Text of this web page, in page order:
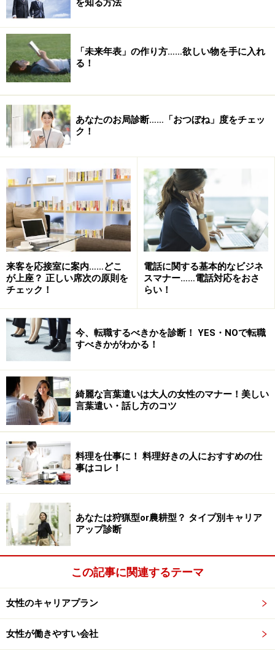
今年、来年と少しずつ成長していく自分の姿を描きましょ
う。
次は、”どうして、その夢を叶えたいの
か”のWhy
自分なりの叶えたい夢は、見つかりましたか？では、ど
うしてその夢を叶えたいのかについて見てみましょう。
夢を叶えるためには、「なぜ、それをしたいのか」がハ
ッキリしていたほうが、迷わないですみますし、情報収
集もしやすい。さらにぶれることなく、目標に進んでい
けます。
■例えば・・・
仕事を始めたいから
仕事を始めるのに必要なスキルだから
収入を得たいから
将来、起業したいから
得意なことにもっと磨きをかけたいから
企画力をつけたいから
もっと論理的に話せるようになりたいから
もっと理想に近い仕事に就きたいから
正社員で働きたいから
など。自分が気持ちを強く持てる「目的」「理由」であ
れば、誰かを納得させるための理由でなくても構いませ
ん。
では次は、おなじみの「いつ、どこで、誰が」です。＞
＞次ページへ＞＞
※記事内容は執筆時点のものです。最新の内容をご確認くださ
1/3 次のページへ
「未来年表」の作り方……欲しい物を手に入れ
る！
あなたのお局診断……「おつぼね」度をチェッ
ク！
来客を応接室に案内……どこ
が上座？ 正しい席次の原則を
チェック！
電話に関する基本的なビジネ
スマナー……電話対応をおさ
らい！
今、転職するべきかを診断！ YES・NOで転職
すべきかがわかる！
綺麗な言葉遣いは大人の女性のマナー！美しい
言葉遣い・話し方のコツ
料理を仕事に！ 料理好きの人におすすめの仕
事はコレ！
あなたは狩猟型or農耕型？ タイプ別キャリア
アップ診断
この記事に関連するテーマ
女性のキャリアプラン
女性が働きやすい会社